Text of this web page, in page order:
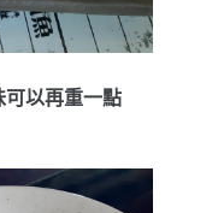
可以再重一點